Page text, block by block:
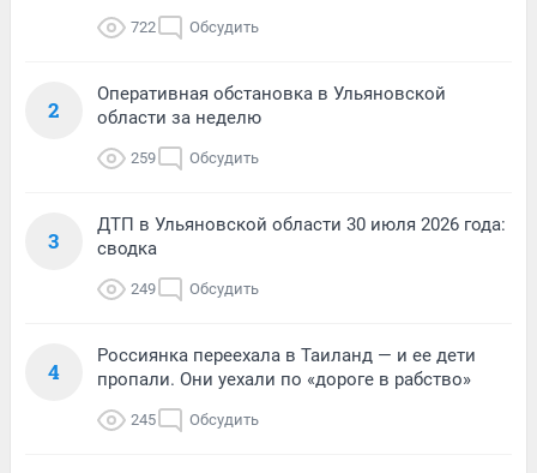
722 Обсудить
2
Оперативная обстановка в Ульяновской
области за неделю
259 Обсудить
3
ДТП в Ульяновской области 30 июля 2026 года:
сводка
249 Обсудить
4
Россиянка переехала в Таиланд — и ее дети
пропали. Они уехали по «дороге в рабство»
245 Обсудить